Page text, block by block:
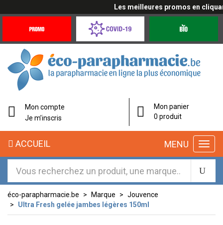
Les meilleures promos en
Offres
Coronavirus
éco-
parapharmacie.fr
éco-
parapharmacie.fr
Mon compte
Je m’inscris
Mon panier
0 produit
MENU
ACCUEIL
éco-parapharmacie.be Marque
Jouvence
Ultra Fresh gelée jambes légères 150ml